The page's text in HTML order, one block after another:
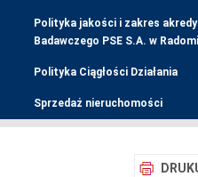
Polityka jakości i zakres
Badawczego PSE S.A. w
Polityka Ciągłości Działania
Sprzedaż nieruchomości